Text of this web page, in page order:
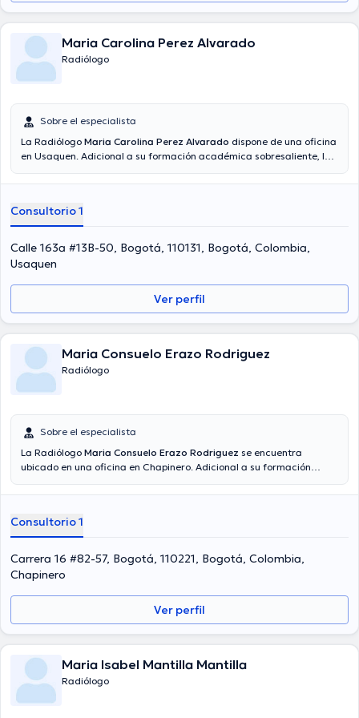
Maria Carolina Perez Alvarado
Radiólogo
Sobre el especialista
La Radiólogo Maria Carolina Perez Alvarado dispone de una oficina
en Usaquen. Adicional a su formación académica sobresaliente, la
Dra. posee años de experiencia laboral en su área de
miembro de la Asociación Colombiana de Radiología, Sociedad
Iberoamericana de Imagen Mamaria. Maria Carolina Perez
Alvarado ha compartido en cuantiosas conferencias con el ideal de
tener una formación continua en su temática de especialización y
ha difundido numerosos comunicados. Español es el idioma
principal usados por la doctora.
Consultorio 1
Calle 163a #13B-50, Bogotá, 110131, Bogotá, Colombia,
Usaquen
Ver perfil
Maria Consuelo Erazo Rodriguez
Radiólogo
Sobre el especialista
La Radiólogo Maria Consuelo Erazo Rodriguez se encuentra
ubicado en una oficina en Chapinero. Adicional a su formación
en su área de especialidad. La Dra. cuenta con muchos años de
ha desempeñado como miembro de diversas asociaciones médicas.
Maria Consuelo Erazo Rodriguez ha colaborado en innumerables
conferencias con la meta de tener una formación continua en su
disciplina de especialización y ha difundido diferentes artículos.
Para finalizar, la profesional de la salud puede hablar Español en su
consultorio.
Consultorio 1
Carrera 16 #82-57, Bogotá, 110221, Bogotá, Colombia,
Chapinero
Ver perfil
Maria Isabel Mantilla Mantilla
Radiólogo